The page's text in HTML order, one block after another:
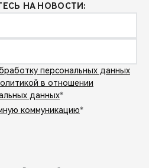
НА НОВОСТИ:
персональных данных
в отношении
данных*
коммуникацию*